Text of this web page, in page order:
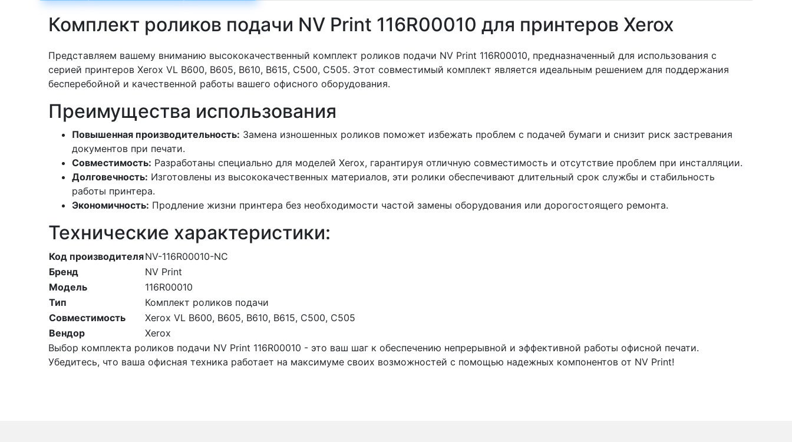
Комплект роликов подачи NV Print 116R00010 для принтеров Xerox
Представляем вашему вниманию высококачественный комплект роликов подачи NV Print 116R00010, предназначенный для использования с
серией принтеров Xerox VL B600, B605, B610, B615, C500, C505. Этот совместимый комплект является идеальным решением для поддержания
бесперебойной и качественной работы вашего офисного оборудования.
Преимущества использования
Повышенная производительность: Замена изношенных роликов поможет избежать проблем с подачей бумаги и снизит риск застревания
документов при печати.
Совместимость: Разработаны специально для моделей Xerox, гарантируя отличную совместимость и отсутствие проблем при инсталляции.
Долговечность: Изготовлены из высококачественных материалов, эти ролики обеспечивают длительный срок службы и стабильность
работы принтера.
Экономичность: Продление жизни принтера без необходимости частой замены оборудования или дорогостоящего ремонта.
Технические характеристики:
Код производителяNV-116R00010-NC
Бренд
NV Print
Модель
116R00010
Тип
Комплект роликов подачи
Совместимость
Xerox VL B600, B605, B610, B615, C500, C505
Вендор
Xerox
Выбор комплекта роликов подачи NV Print 116R00010 - это ваш шаг к обеспечению непрерывной и эффективной работы офисной печати.
Убедитесь, что ваша офисная техника работает на максимуме своих возможностей с помощью надежных компонентов от NV Print!